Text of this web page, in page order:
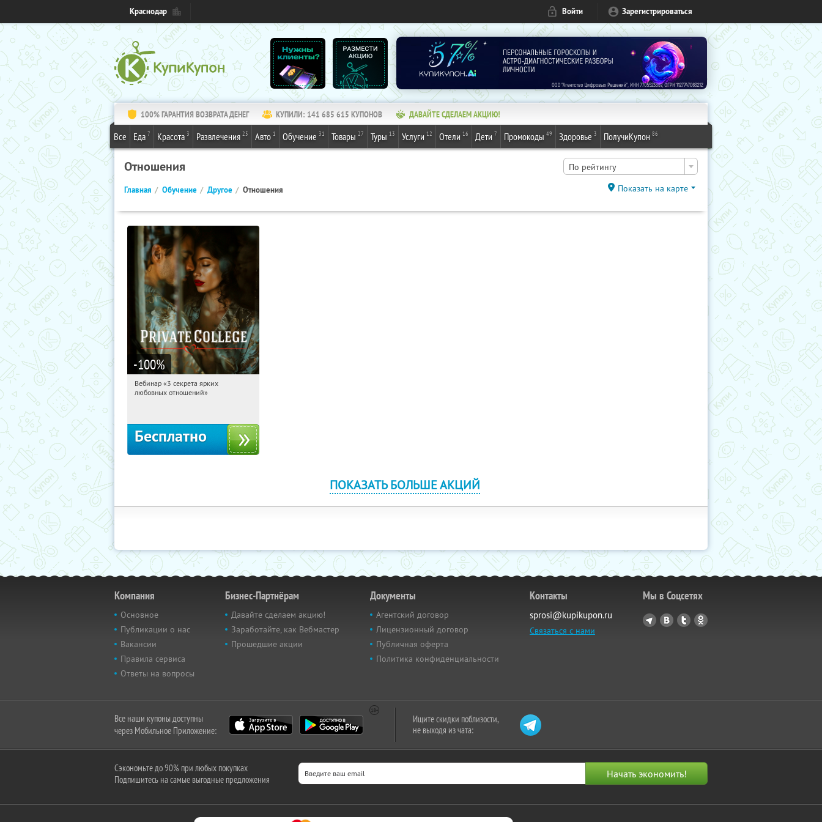
Краснодар Войти Зарегистрироваться
100% ГАРАНТИЯ ВОЗВРАТА ДЕНЕГ КУПИЛИ: 141 685 615 КУПОНОВ ДАВАЙТЕ СДЕЛАЕМ АКЦИЮ!
Все Еда 7 Красота 3 Развлечения 25 Авто 1 Обучение 31 Товары 27 Туры 13 Услуги 12 Отели 16 Дети 7 Промокоды 49 Здоровье 3 ПолучиКупон 86
Отношения По рейтингу
Главная Обучение Другое Отношения Показать на карте
-100%
21:33:04 Получили:
Вебинар «3 секрета ярких
любовных отношений»
Бесплатно
ПОКАЗАТЬ БОЛЬШЕ АКЦИЙ
Компания
Основное
Публикации о нас
Вакансии
Правила сервиса
Ответы на вопросы
Бизнес-Партнёрам
Давайте сделаем акцию!
Заработайте, как Вебмастер
Прошедшие акции
Документы
Агентский договор
Лицензионный договор
Публичная оферта
Политика конфиденциальности
Контакты
sprosi@kupikupon.ru
Связаться с нами
Мы в Соцсетях
Все наши купоны доступны
через Мобильное Приложение:
Ищите скидки поблизости,
не выходя из чата:
Сэкономьте до 90% при любых покупках
Подпишитесь на самые выгодные предложения